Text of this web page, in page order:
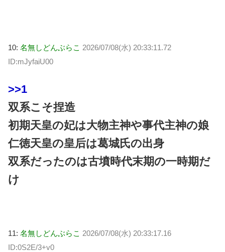
10: 名無しどんぶらこ 2026/07/08(水) 20:33:11.72
ID:mJyfaiU00
>>1
双系こそ捏造
初期天皇の妃は大物主神や事代主神の娘
仁徳天皇の皇后は葛城氏の出身
双系だったのは古墳時代末期の一時期だ
け
11: 名無しどんぶらこ 2026/07/08(水) 20:33:17.16
ID:0S2E/3+v0